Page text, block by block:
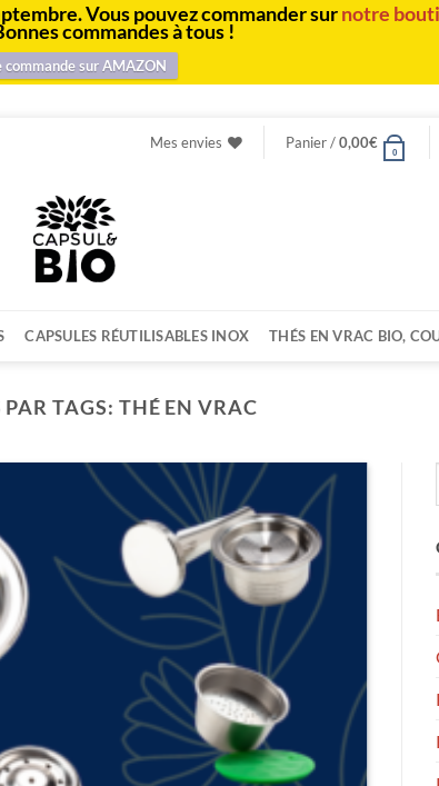
Vous pouvez commander surnotre
commandes à tous !
commande sur AMAZON
Mes envies Panier /0,00€
0
CAPSULES RÉUTILISABLES INOX THÉS EN VRAC BIO,
TAGS: THÉ EN VRAC